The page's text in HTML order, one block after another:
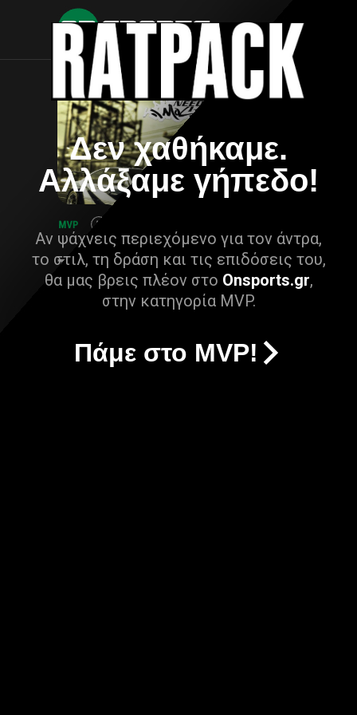
Δεν χαθήκαμε.
Αλλάξαμε γήπεδο!
Αν ψάχνεις περιεχόμενο για τον άντρα,
το στιλ, τη δράση και τις επιδόσεις του,
θα μας βρεις πλέον στο Onsports.gr,
στην κατηγορία MVP.
Πάμε στο MVP!